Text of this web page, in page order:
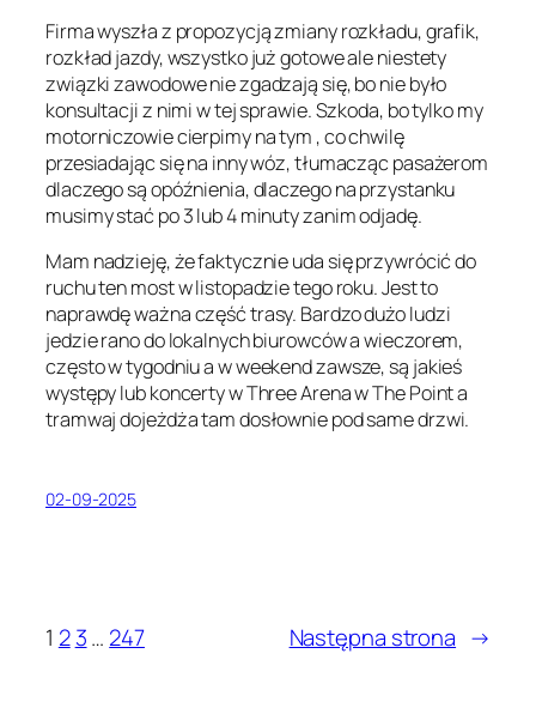
Firma wyszła z propozycją zmiany rozkładu, grafik,
rozkład jazdy, wszystko już gotowe ale niestety
związki zawodowe nie zgadzają się, bo nie było
konsultacji z nimi w tej sprawie. Szkoda, bo tylko my
motorniczowie cierpimy na tym , co chwilę
przesiadając się na inny wóz, tłumacząc pasażerom
dlaczego są opóźnienia, dlaczego na przystanku
musimy stać po 3 lub 4 minuty zanim odjadę.
Mam nadzieję, że faktycznie uda się przywrócić do
ruchu ten most w listopadzie tego roku. Jest to
naprawdę ważna część trasy. Bardzo dużo ludzi
jedzie rano do lokalnych biurowców a wieczorem,
często w tygodniu a w weekend zawsze, są jakieś
występy lub koncerty w Three Arena w The Point a
tramwaj dojeżdża tam dosłownie pod same drzwi.
02-09-2025
1 2 3… 247 Następna strona →